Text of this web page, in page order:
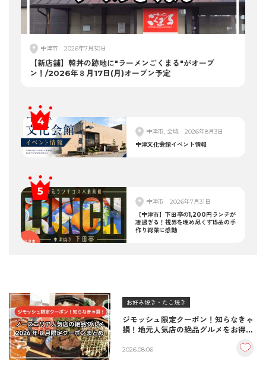
中津市 2026年7月30日
【新店舗】韓丼の跡地に"ラーメンごくまる"がオープ
ン！/2026年８月17日(月)オープン予定
中津市, 全域
2026年8月3日
中津文化会館イベント情報
中津市
2026年7月31日
【中津市】下田亭の1,200円ランチが
凄過ぎる！視界を埋め尽くす15品の手
作り総菜に感動
お好み焼き・たこ焼き
ジモッシュ限定クーポン！知らなきゃ
損！地元人気店の絶品グルメをお得に
2026.08.06